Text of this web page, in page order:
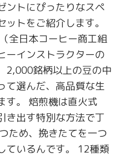
ントにぴったりなスペ
トをご紹介します。
全日本コーヒー商工組
ーインストラクターの
2,000銘柄以上の豆の中
て選んだ、高品質な生
す。 焙煎機は直火式
き出す特別な方法で丁
ため、挽きたてを一つ
ているんです。 12種類